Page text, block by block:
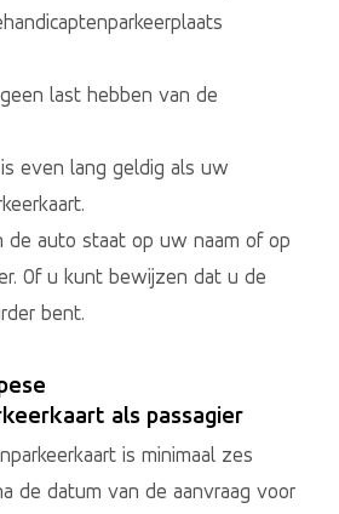
last hebben van de
even lang geldig als uw
de auto staat op uw naam of op
Of u kunt bewijzen dat u de
bent.
als passagier
is minimaal zes
de datum van de aanvraag voor